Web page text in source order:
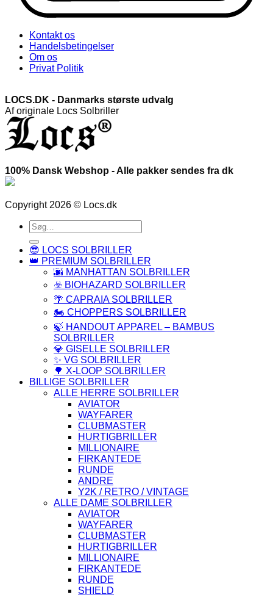
Kontakt os
Handelsbetingelser
Om os
Privat Politik
LOCS.DK - Danmarks største udvalg
Af originale Locs Solbriller
100% Dansk Webshop - Alle pakker sendes fra dk
Copyright 2026 © Locs.dk
Søg
efter:
😎 LOCS SOLBRILLER
👑 PREMIUM SOLBRILLER
🌆 MANHATTAN SOLBRILLER
☣️ BIOHAZARD SOLBRILLER
🌴 CAPRAIA SOLBRILLER
🏍️ CHOPPERS SOLBRILLER
🍃 HANDOUT APPAREL – BAMBUS
SOLBRILLER
💎 GISELLE SOLBRILLER
✨ VG SOLBRILLER
🌳 X-LOOP SOLBRILLER
BILLIGE SOLBRILLER
ALLE HERRE SOLBRILLER
AVIATOR
WAYFARER
CLUBMASTER
HURTIGBRILLER
MILLIONAIRE
FIRKANTEDE
RUNDE
ANDRE
Y2K / RETRO / VINTAGE
ALLE DAME SOLBRILLER
AVIATOR
WAYFARER
CLUBMASTER
HURTIGBRILLER
MILLIONAIRE
FIRKANTEDE
RUNDE
SHIELD